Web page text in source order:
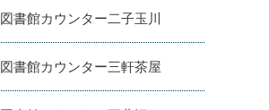
図書館カウンター二子玉川
図書館カウンター三軒茶屋